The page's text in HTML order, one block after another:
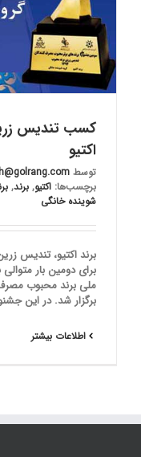
کسب تندیس
اکتیو
توسط
برچسب‌ها: اکتیو, برند,
شوینده خانگی
برند اکتیو، تندیس
برای دومین بار
برگزار شد. در این جشنواره 550 برند
اطلاعات بیشتر